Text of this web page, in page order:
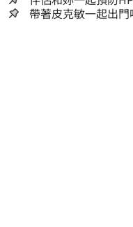
帶著皮克敏一起出門